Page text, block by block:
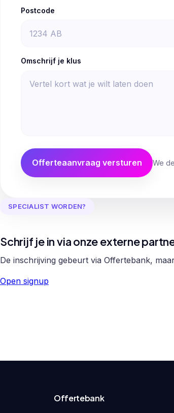
Postcode
Omschrijf je klus
Offerteaanvraag versturen We
SPECIALIST WORDEN?
Schrijf je in via onze externe
De inschrijving gebeurt via Offertebank,
Open signup
Offertebank